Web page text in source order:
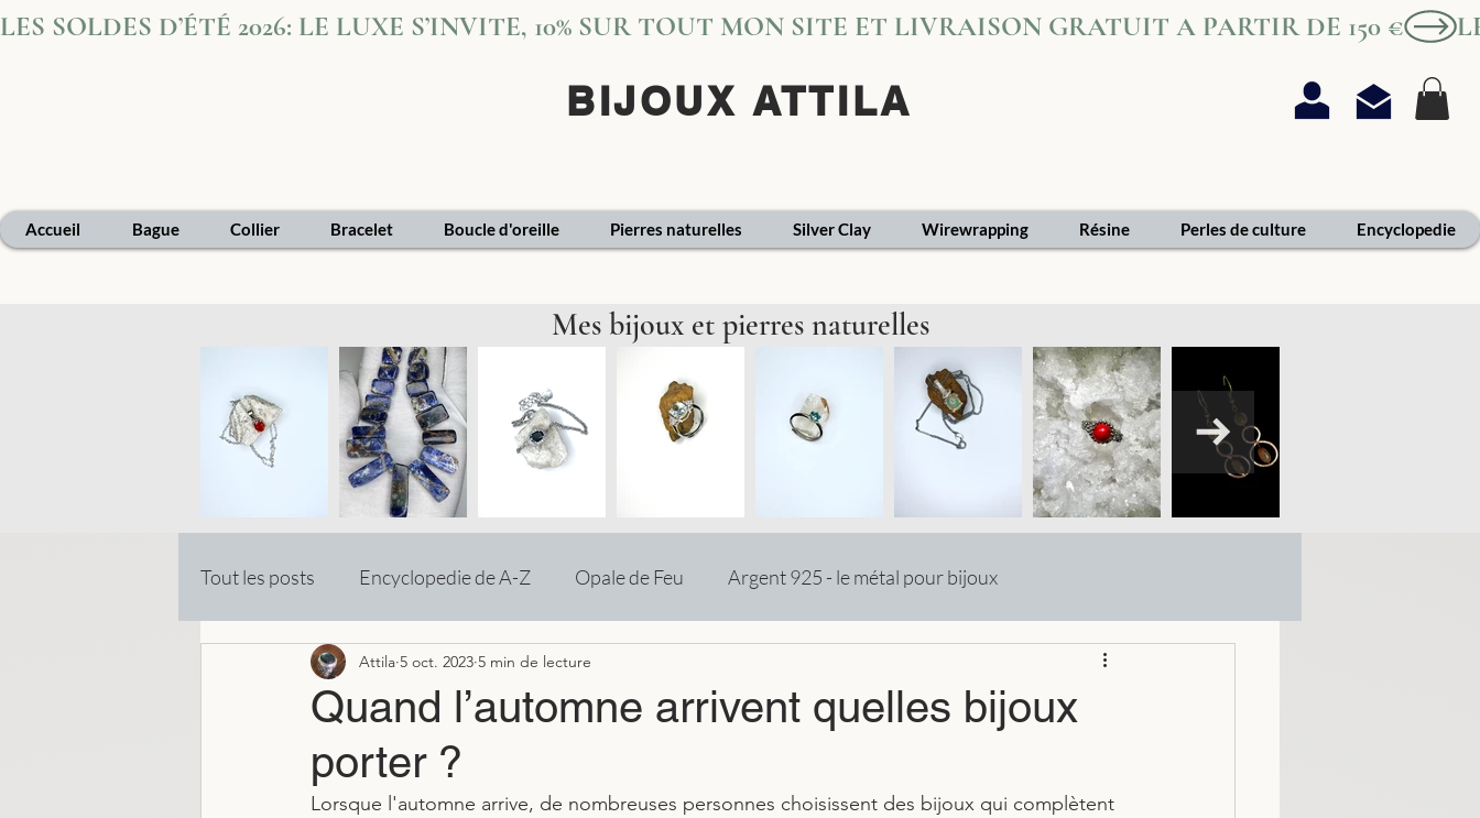
LES SOLDES D’ÉTÉ 2026: LE LUXE S’INVITE, 10% SUR TOUT MON SITE ET LIVRAISON GRATUIT A PARTIR DE 150 €
BIJOUX ATTILA
Accueil Bague Collier Bracelet Boucle d'oreille Pierres naturelles Silver Clay Wirewrapping Résine Perles de culture Encyclopedie
Mes bijoux et pierres naturelles
Tout les posts Encyclopedie de A-Z Opale de Feu Argent 925 - le métal pour bijoux
Quand l’automne arrivent quelles bijoux
porter ?
Attila 5 oct. 2023 5 min de lecture
Lorsque l'automne arrive, de nombreuses personnes choisissent des bijoux qui complètent